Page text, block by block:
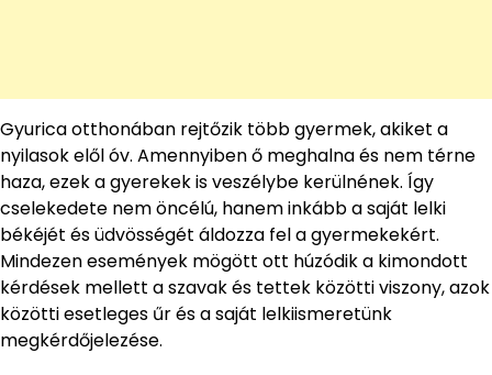
Gyurica otthonában rejtőzik több gyermek, akiket a
nyilasok elől óv. Amennyiben ő meghalna és nem térne
haza, ezek a gyerekek is veszélybe kerülnének. Így
cselekedete nem öncélú, hanem inkább a saját lelki
békéjét és üdvösségét áldozza fel a gyermekekért.
Mindezen események mögött ott húzódik a kimondott
kérdések mellett a szavak és tettek közötti viszony, azok
közötti esetleges űr és a saját lelkiismeretünk
megkérdőjelezése.